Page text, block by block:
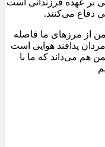
دفاع می‌کنند.
از مرز‌های ما فاصله
پدافند هوایی است
هم می‌داند که ما با